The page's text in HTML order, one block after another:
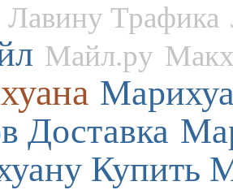
Лавину Трафика
Майл.ру
Доставка
Купить